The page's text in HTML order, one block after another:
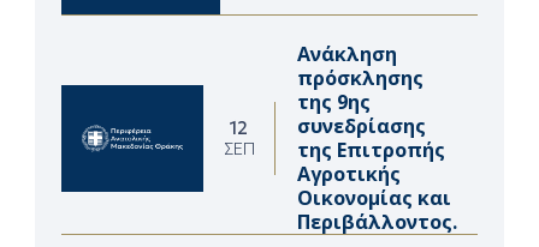
12
ΣΕΠ
Ανάκληση
πρόσκλησης
της 9ης
συνεδρίασης
της Επιτροπής
Αγροτικής
Οικονομίας και
Περιβάλλοντος.